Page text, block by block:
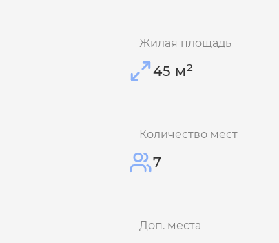
Жилая площадь
45 м2
Количество мест
7
Доп. места